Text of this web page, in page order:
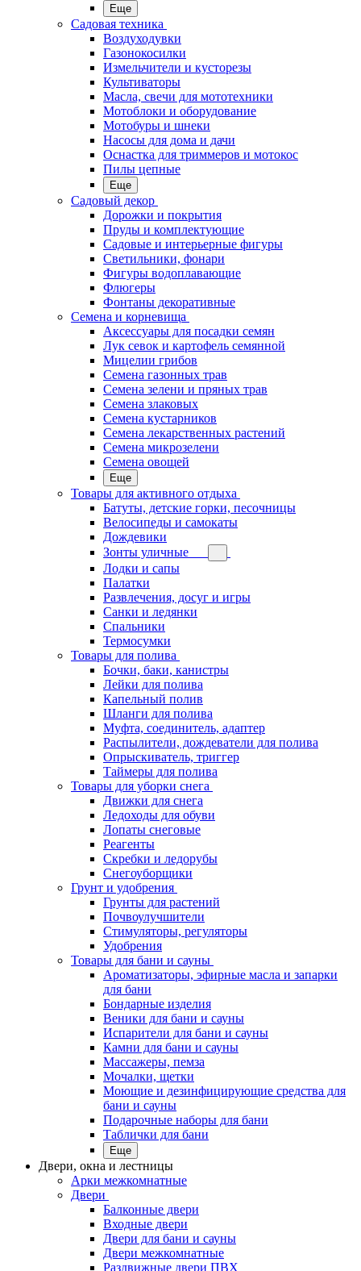
Еще
Садовая техника
Воздуходувки
Газонокосилки
Измельчители и кусторезы
Культиваторы
Масла, свечи для мототехники
Мотоблоки и оборудование
Мотобуры и шнеки
Насосы для дома и дачи
Оснастка для триммеров и мотокос
Пилы цепные
Еще
Садовый декор
Дорожки и покрытия
Пруды и комплектующие
Садовые и интерьерные фигуры
Светильники, фонари
Фигуры водоплавающие
Флюгеры
Фонтаны декоративные
Семена и корневища
Аксессуары для посадки семян
Лук севок и картофель семянной
Мицелии грибов
Семена газонных трав
Семена зелени и пряных трав
Семена злаковых
Семена кустарников
Семена лекарственных растений
Семена микрозелени
Семена овощей
Еще
Товары для активного отдыха
Батуты, детские горки, песочницы
Велосипеды и самокаты
Дождевики
Зонты уличные
Лодки и сапы
Палатки
Развлечения, досуг и игры
Санки и ледянки
Спальники
Термосумки
Товары для полива
Бочки, баки, канистры
Лейки для полива
Капельный полив
Шланги для полива
Муфта, соединитель, адаптер
Распылители, дождеватели для полива
Опрыскиватель, триггер
Таймеры для полива
Товары для уборки снега
Движки для снега
Ледоходы для обуви
Лопаты снеговые
Реагенты
Скребки и ледорубы
Снегоуборщики
Грунт и удобрения
Грунты для растений
Почвоулучшители
Стимуляторы, регуляторы
Удобрения
Товары для бани и сауны
Ароматизаторы, эфирные масла и запарки
для бани
Бондарные изделия
Веники для бани и сауны
Испарители для бани и сауны
Камни для бани и сауны
Массажеры, пемза
Мочалки, щетки
Моющие и дезинфицирующие средства для
бани и сауны
Подарочные наборы для бани
Таблички для бани
Еще
Двери, окна и лестницы
Арки межкомнатные
Двери
Балконные двери
Входные двери
Двери для бани и сауны
Двери межкомнатные
Раздвижные двери ПВХ